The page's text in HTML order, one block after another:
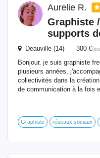
Aurelie R.
Graphiste
supports
Deauville (14) 300 €/
Bonjour, je suis graphiste
plusieurs années,
collectivités dans la
de communication à la fois
Graphiste réseaux sociaux